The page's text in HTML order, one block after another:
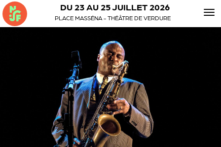
DU 23 AU 25 JUILLET 2026
PLACE MASSÉNA - THÉÂTRE DE VERDURE